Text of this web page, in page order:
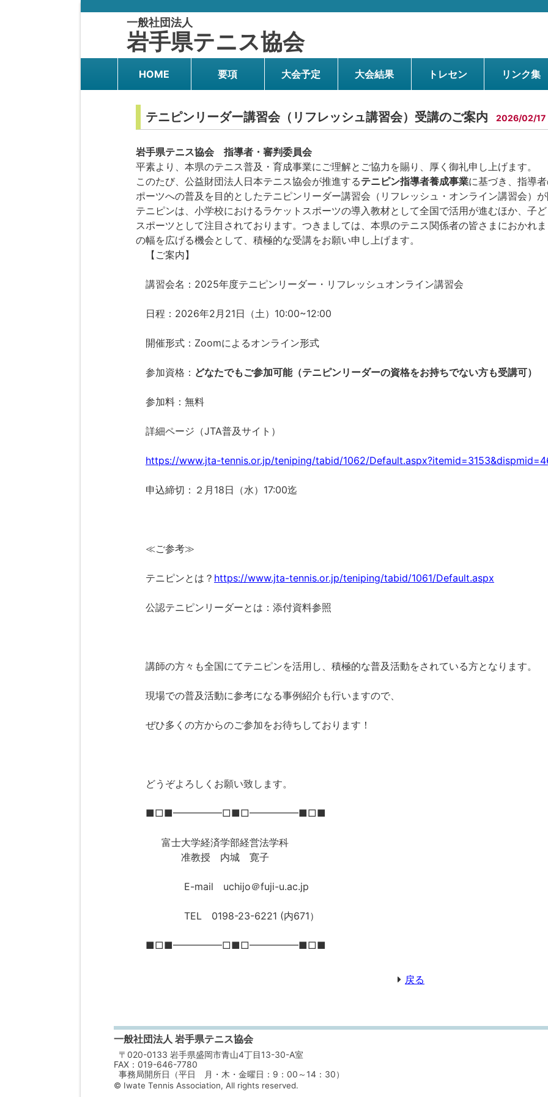
一般社団法人
岩手県テニス協会
HOME 要項 大会予定 大会結果 トレセン リンク集
テニピンリーダー講習会（リフレッシュ講習会）受講のご案内 2026/02/17
岩手県テニス協会 指導者・審判委員会
平素より、本県のテニス普及・育成事業にご理解とご協力を賜り、厚く御礼申し上げます。
このたび、公益財団法人日本テニス協会が推進するテニピン指導者養成事業に基づき、指導
ポーツへの普及を目的としたテニピンリーダー講習会（リフレッシュ・オンライン講習会）
テニピンは、小学校におけるラケットスポーツの導入教材として全国で活用が進むほか、子
スポーツとして注目されております。つきましては、本県のテニス関係者の皆さまにおかれ
の幅を広げる機会として、積極的な受講をお願い申し上げます。
【ご案内】
講習会名：2025年度テニピンリーダー・リフレッシュオンライン講習会
日程：2026年2月21日（土）10:00~12:00
開催形式：Zoomによるオンライン形式
参加資格： どなたでもご参加可能（テニピンリーダーの資格をお持ちでない方も受講可）
参加料：無料
詳細ページ（JTA普及サイト）
https://www.jta-tennis.or.jp/teniping/tabid/1062/
申込締切：２月18日（水）17:00迄
≪ご参考≫
テニピンとは？ https://www.jta-tennis.or.jp/teniping/tabid/1061/Default.aspx
公認テニピンリーダーとは：添付資料参照
講師の方々も全国にてテニピンを活用し、積極的な普及活動をされている方となります。
現場での普及活動に参考になる事例紹介も行いますので、
ぜひ多くの方からのご参加をお待ちしております！
どうぞよろしくお願い致します。
■□■━━━━━□■□━━━━━■□■
富士大学経済学部経営法学科
准教授 内城 寛子
E-mail uchijo＠fuji-u.ac.jp
TEL 0198-23-6221 (内671）
■□■━━━━━□■□━━━━━■□■
戻る
一般社団法人 岩手県テニス協会
〒020-0133 岩手県盛岡市青山4丁目13-30-A室
FAX：019-646-7780
事務局開所日（平日 月・木・金曜日：9：00～14：30）
© Iwate Tennis Association, All rights reserved.